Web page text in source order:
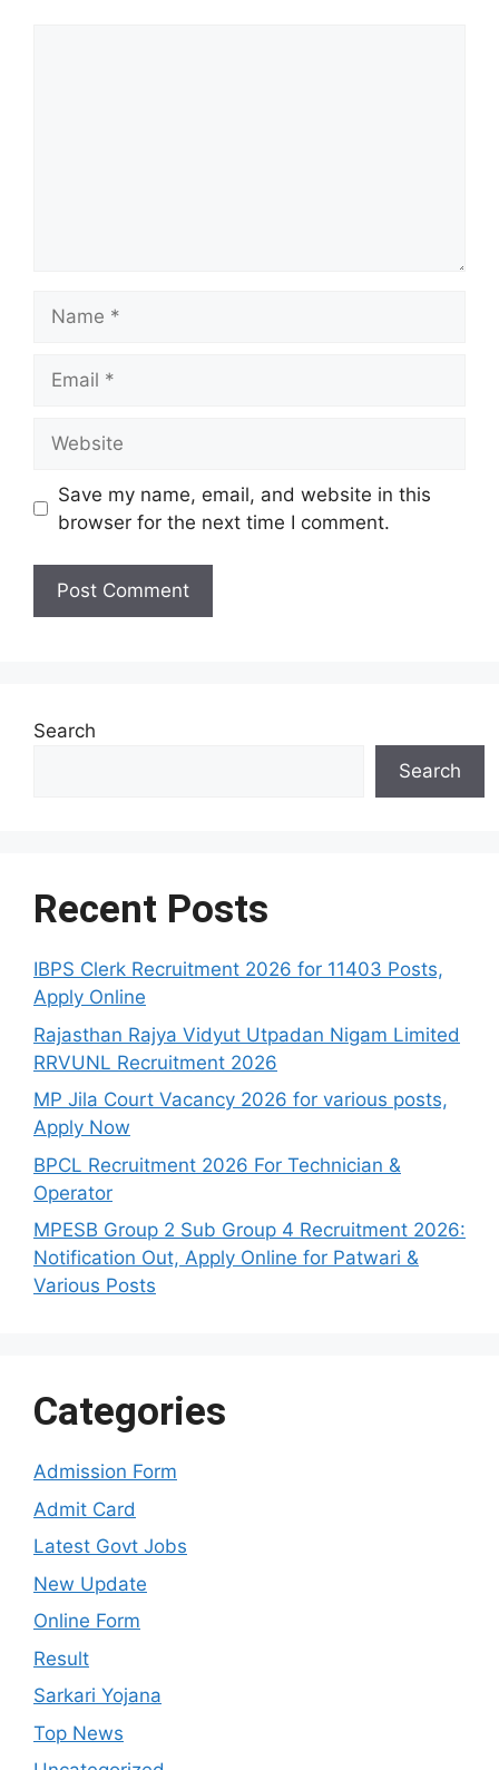
Save my name, email, and website in this
browser for the next time I comment.
Search
Search
Recent Posts
IBPS Clerk Recruitment 2026 for 11403 Posts,
Apply Online
Rajasthan Rajya Vidyut Utpadan Nigam Limited
RRVUNL Recruitment 2026
MP Jila Court Vacancy 2026 for various posts,
Apply Now
BPCL Recruitment 2026 For Technician &
Operator
MPESB Group 2 Sub Group 4 Recruitment 2026:
Notification Out, Apply Online for Patwari &
Various Posts
Categories
Admission Form
Admit Card
Latest Govt Jobs
New Update
Online Form
Result
Sarkari Yojana
Top News